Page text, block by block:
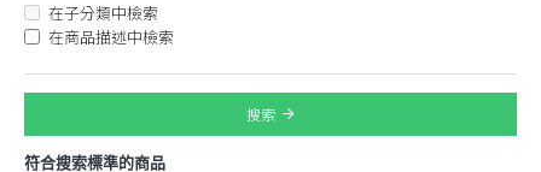
在子分類中檢索
在商品描述中檢索
搜索
符合搜索標準的商品